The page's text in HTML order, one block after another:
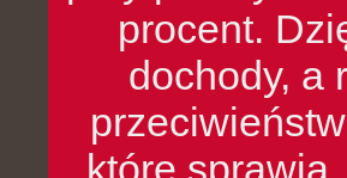
procent.
dochody, a
które